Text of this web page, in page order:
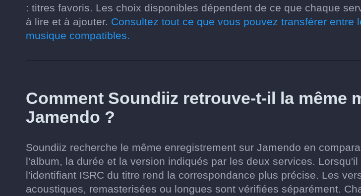
: titres favoris. Les choix disponibles dépendent de ce que chaque
à lire et à ajouter. Consultez tout ce que vous pouvez transférer entre
musique compatibles.
Comment Soundiiz retrouve-t-il la même
Jamendo ?
Soundiiz recherche le même enregistrement sur Jamendo en
l'album, la durée et la version indiqués par les deux services.
l'identifiant ISRC du titre rend la correspondance plus précise. Les
acoustiques, remasterisées ou longues sont vérifiées séparément.